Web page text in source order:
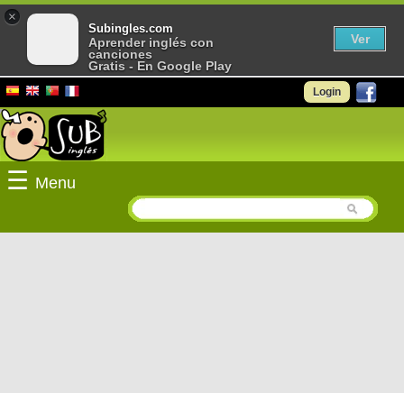
Login
☰ Menu
×
Subingles.com
Aprender inglés con
canciones
Gratis - En Google Play
Ver